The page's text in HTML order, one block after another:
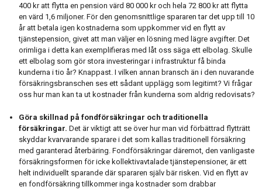
400 kr att flytta en pension värd 80 000 kr och hela 72 800 kr att flytta
en värd 1,6 miljoner. För den genomsnittlige spararen tar det upp till 10
år att betala igen kostnaderna som uppkommer vid en flytt av
tjänstepension, givet att man väljer en lösning med lägre avgifter. Det
orimliga i detta kan exemplifieras med låt oss säga ett elbolag. Skulle
ett elbolag som gör stora investeringar i infrastruktur få binda
kunderna i tio år? Knappast. I vilken annan bransch än i den nuvarande
försäkringsbranschen ses ett sådant upplägg som legitimt? Vi frågar
oss hur man kan ta ut kostnader från kunderna som aldrig redovisats?
Göra skillnad på fondförsäkringar och traditionella
försäkringar. Det är viktigt att se över hur man vid förbättrad flytträtt
skyddar kvarvarande sparare i det som kallas traditionell försäkring
med garanterad återbäring. Fondförsäkringar däremot, den vanligaste
försäkringsformen för icke kollektivavtalade tjänstepensioner, är ett
helt individuellt sparande där spararen själv bär risken. Vid en flytt av
en fondförsäkring tillkommer inga kostnader som drabbar